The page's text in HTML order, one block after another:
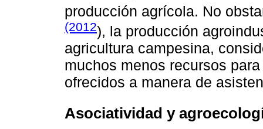
producción agrícola. No
(2012), la producción
agricultura campesina,
muchos menos recursos
ofrecidos a manera de
Asociatividad y